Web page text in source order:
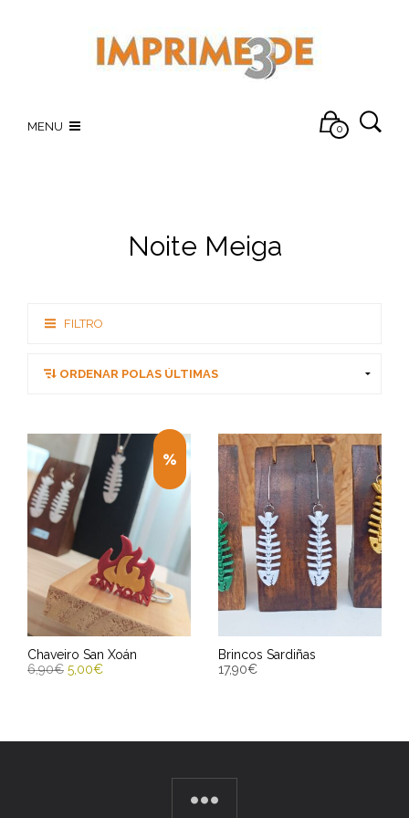
MENU 0
Noite Meiga
FILTRO
Chaveiro San Xoán
6,90€ 5,00€
Entrega Estimada entre
Brincos Sardiñas
17,90€
Entrega Estimada entre